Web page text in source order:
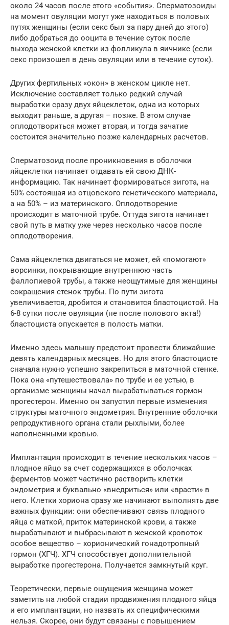
около 24 часов после этого «события». Сперматозоиды
на момент овуляции могут уже находиться в половых
путях женщины (если секс был за пару дней до этого)
либо добраться до ооцита в течение суток после
выхода женской клетки из фолликула в яичнике (если
секс произошел в день овуляции или в течение суток).
Других фертильных «окон» в женском цикле нет.
Исключение составляет только редкий случай
выработки сразу двух яйцеклеток, одна из которых
выходит раньше, а другая – позже. В этом случае
оплодотвориться может вторая, и тогда зачатие
состоится значительно позже календарных расчетов.
Сперматозоид после проникновения в оболочки
яйцеклетки начинает отдавать ей свою ДНК-
информацию. Так начинает формироваться зигота, на
50% состоящая из отцовского генетического материала,
а на 50% – из материнского. Оплодотворение
происходит в маточной трубе. Оттуда зигота начинает
свой путь в матку уже через несколько часов после
оплодотворения.
Сама яйцеклетка двигаться не может, ей «помогают»
ворсинки, покрывающие внутреннюю часть
фаллопиевой трубы, а также неощутимые для женщины
сокращения стенок трубы. По пути зигота
увеличивается, дробится и становится бластоцистой. На
6-8 сутки после овуляции (не после полового акта!)
бластоциста опускается в полость матки.
Именно здесь малышу предстоит провести ближайшие
девять календарных месяцев. Но для этого бластоцисте
сначала нужно успешно закрепиться в маточной стенке.
Пока она «путешествовала» по трубе и ее устью, в
организме женщины начал вырабатываться гормон
прогестерон. Именно он запустил первые изменения
структуры маточного эндометрия. Внутренние оболочки
репродуктивного органа стали рыхлыми, более
наполненными кровью.
Имплантация происходит в течение нескольких часов –
плодное яйцо за счет содержащихся в оболочках
ферментов может частично растворить клетки
эндометрия и буквально «внедриться» или «врасти» в
него. Клетки хориона сразу же начинают выполнять две
важных функции: они обеспечивают связь плодного
яйца с маткой, приток материнской крови, а также
вырабатывают и выбрасывают в женской кровоток
особое вещество – хорионический гонадотропный
гормон (ХГЧ). ХГЧ способствует дополнительной
выработке прогестерона. Получается замкнутый круг.
Теоретически, первые ощущения женщина может
заметить на любой стадии продвижения плодного яйца
и его имплантации, но назвать их специфическими
нельзя. Скорее, они будут связаны с повышением